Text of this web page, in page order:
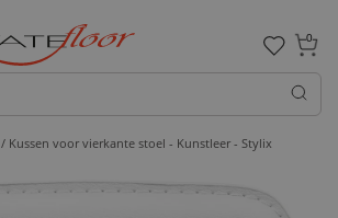
0
/ Kussen voor vierkante stoel - Kunstleer - Stylix